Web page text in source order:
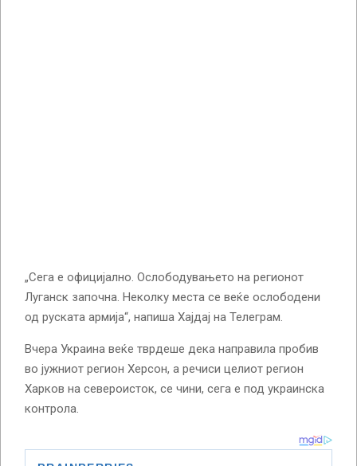
„Сега е официјално. Ослободувањето на регионот
Луганск започна. Неколку места се веќе ослободени
од руската армија“, напиша Хајдај на Телеграм.
Вчера Украина веќе тврдеше дека направила пробив
во јужниот регион Херсон, а речиси целиот регион
Харков на североисток, се чини, сега е под украинска
контрола.